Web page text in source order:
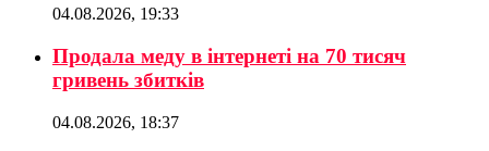
04.08.2026, 19:33
Продала меду в інтернеті на 70 тисяч
гривень збитків
04.08.2026, 18:37